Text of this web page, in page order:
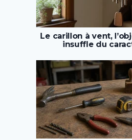
Le carillon à vent,
insuffle du